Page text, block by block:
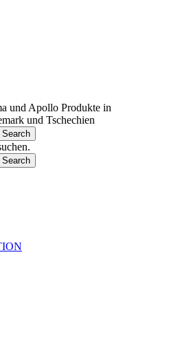
und Apollo Produkte in
und Tschechien
Search
Search